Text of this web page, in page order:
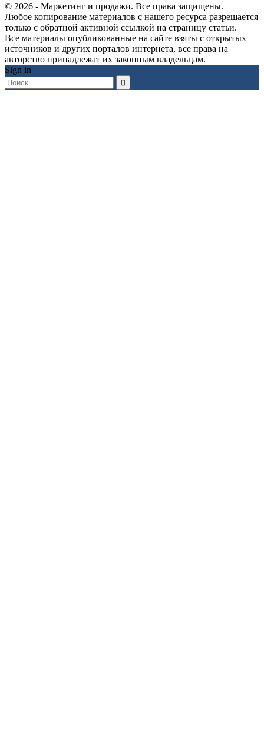
© 2026 - Маркетинг и продажи. Все права защищены.
Любое копирование материалов с нашего ресурса разрешается
только с обратной активной ссылкой на страницу статьи.
Все материалы опубликованные на сайте взяты с открытых
источников и других порталов интернета, все права на
авторство принадлежат их законным владельцам.
Sign in